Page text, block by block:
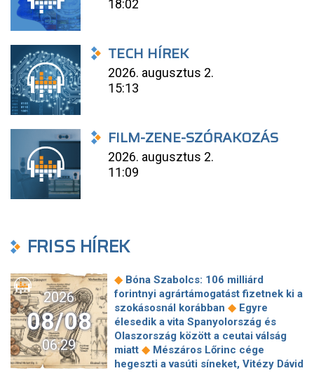
18:02
TECH HÍREK
2026. augusztus 2.
15:13
FILM-ZENE-SZÓRAKOZÁS
2026. augusztus 2.
11:09
FRISS HÍREK
2026
08/08
06:29
◆ Bóna Szabolcs: 106 milliárd
forintnyi agrártámogatást fizetnek ki a
szokásosnál korábban ◆ Egyre
élesedik a vita Spanyolország és
Olaszország között a ceutai válság
miatt ◆ Mészáros Lőrinc cége
hegeszti a vasúti síneket, Vitézy Dávid